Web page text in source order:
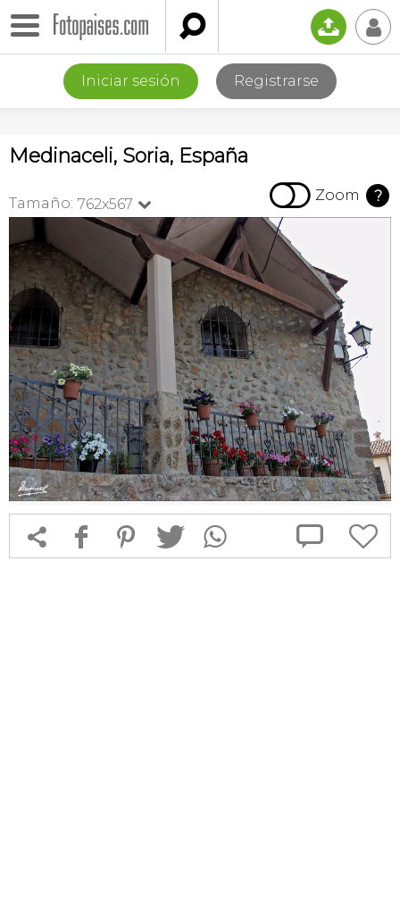
 📤 👤
Iniciar sesión Registrarse
Medinaceli, Soria, España
Tamaño: 762x567   Zoom ?
 f 1 T  